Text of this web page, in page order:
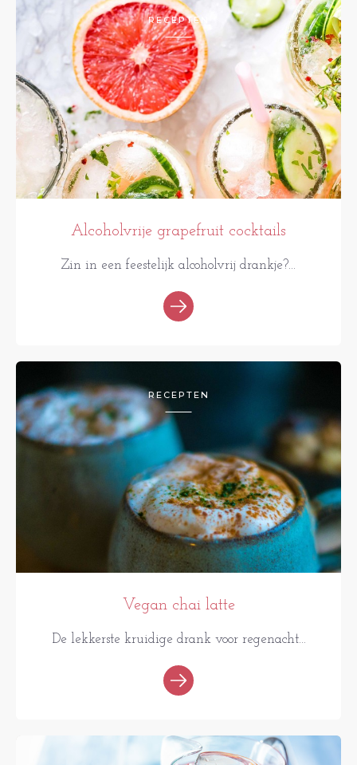
RECEPTEN
Alcoholvrije grapefruit cocktails
Zin in een feestelijk alcoholvrij drankje?...
RECEPTEN
Vegan chai latte
De lekkerste kruidige drank voor regenacht...